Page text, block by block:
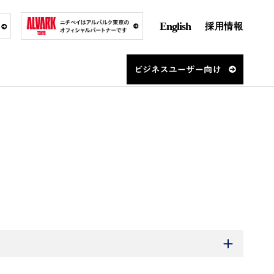
English 採用情報